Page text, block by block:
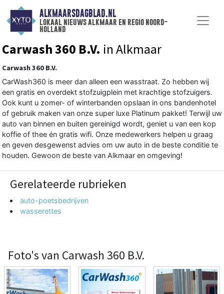
ALKMAARSDAGBLAD.NL
lokaal nieuws alkmaar en regio noord-
holland
Carwash 360 B.V. in Alkmaar
Carwash 360 B.V.
CarWash360 is meer dan alleen een wasstraat. Zo hebben wij
een gratis en overdekt stofzuigplein met krachtige stofzuigers.
Ook kunt u zomer- of winterbanden opslaan in ons bandenhotel
of gebruik maken van onze super luxe Platinum pakket! Terwijl uw
auto van binnen en buiten gereinigd wordt, geniet u van een kop
koffie of thee én gratis wifi. Onze medewerkers helpen u graag
en geven desgewenst advies om uw auto in de beste conditie te
houden. Gewoon de beste van Alkmaar en omgeving!
Gerelateerde rubrieken
auto-poetsbedrijven
wasserettes
Foto's van Carwash 360 B.V.